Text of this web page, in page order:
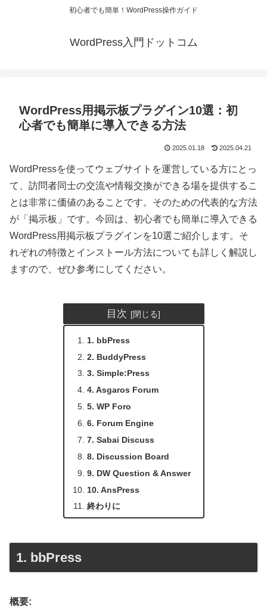
初心者でも簡単！WordPress操作ガイド
WordPress入門ドットコム
WordPress用掲示板プラグイン10選：初
心者でも簡単に導入できる方法
2025.01.18 2025.04.21
WordPressを使ってウェブサイトを運営している方にとっ
て、訪問者同士の交流や情報交換ができる場を提供するこ
とは非常に価値のあることです。そのための代表的な方法
が「掲示板」です。今回は、初心者でも簡単に導入できる
WordPress用掲示板プラグインを10選ご紹介します。そ
れぞれの特徴とインストール方法についても詳しく解説し
ますので、ぜひ参考にしてください。
目次
1. bbPress
2. BuddyPress
3. Simple:Press
4. Asgaros Forum
5. WP Foro
6. Forum Engine
7. Sabai Discuss
8. Discussion Board
9. DW Question & Answer
10. AnsPress
終わりに
1. bbPress
概要: